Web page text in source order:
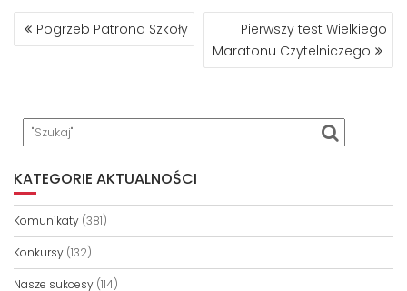
NAWIGACJA
WPISU
Pogrzeb Patrona Szkoły
Pierwszy test Wielkiego
Maratonu Czytelniczego
KATEGORIE AKTUALNOŚCI
Komunikaty (381)
Konkursy (132)
Nasze sukcesy (114)